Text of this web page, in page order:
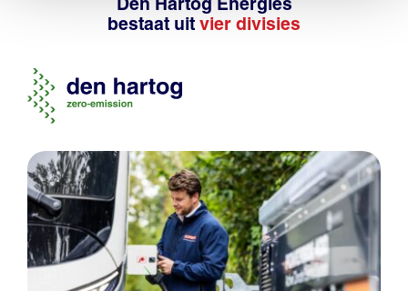
bestaat uit vier divisies